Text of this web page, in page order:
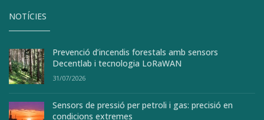
NOTÍCIES
Prevenció d’incendis forestals amb sensors
Decentlab i tecnologia LoRaWAN
31/07/2026
Sensors de pressió per petroli i gas: precisió en
condicions extremes